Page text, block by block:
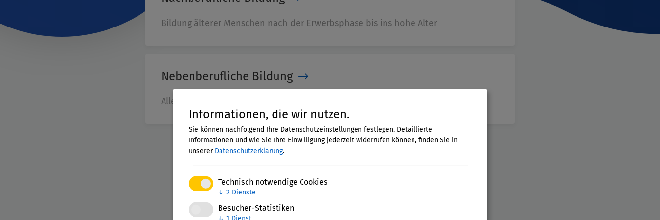
Informationen, die wir nutzen.
Sie können nachfolgend Ihre Datenschutzeinstellungen festlegen. Detaillierte
Informationen und wie Sie Ihre Einwilligung jederzeit widerrufen können, finden Sie in
unserer Datenschutzerklärung.
Technisch notwendige Cookies
↓ 2 Dienste
Besucher-Statistiken
↓ 1 Dienst
Bildung älterer Menschen nach der Erwerbsphase bis ins hohe Alter
Nebenberufliche Bildung
Alle Lernaktivitäten, die vorwiegend privaten oder sozialen Zwecken dienen